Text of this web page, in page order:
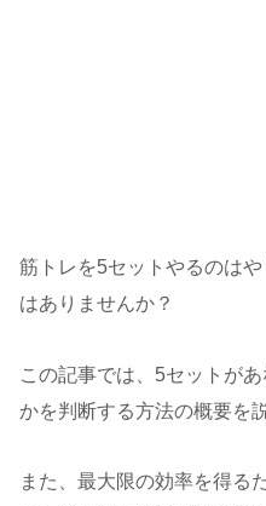
筋トレを5セットやるのは
はありませんか？
この記事では、5セットが
かを判断する方法の概要を
また、最大限の効率を得る